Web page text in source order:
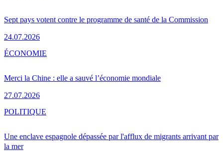
Sept pays votent contre le programme de santé de la Commission
24.07.2026
Merci la Chine : elle a sauvé l’économie mondiale
27.07.2026
ÉCONOMIE
Une enclave espagnole dépassée par l'afflux de migrants arrivant par
la mer
POLITIQUE